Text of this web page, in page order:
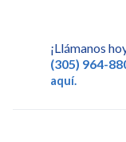
¡Llámanos
(305) 964-
aquí.